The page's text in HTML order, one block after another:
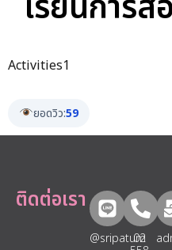
Activities1
ยอดวิว:59
ติดต่อเรา
@sripatum
02